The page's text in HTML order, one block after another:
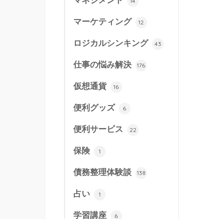
マーケティング 12
ロジカルシンキング 43
仕事の悩み解決 176
仮想通貨 16
便利グッズ 6
便利サービス 22
保険 1
債務整理体験談 138
占い 1
学習講座 6